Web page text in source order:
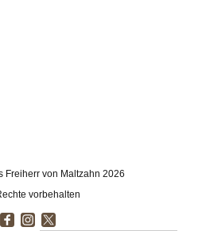
Freiherr von Maltzahn 2026
vorbehalten